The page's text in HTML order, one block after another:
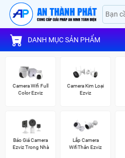
DANH MỤC SẢN PHẨM
Camera Wifi Full
Color Ezviz
Camera Kim Loại
Ezviz
Báo Giá Camera
Ezviz Trong Nhà
Lắp Camera
WifiThân Ezviz